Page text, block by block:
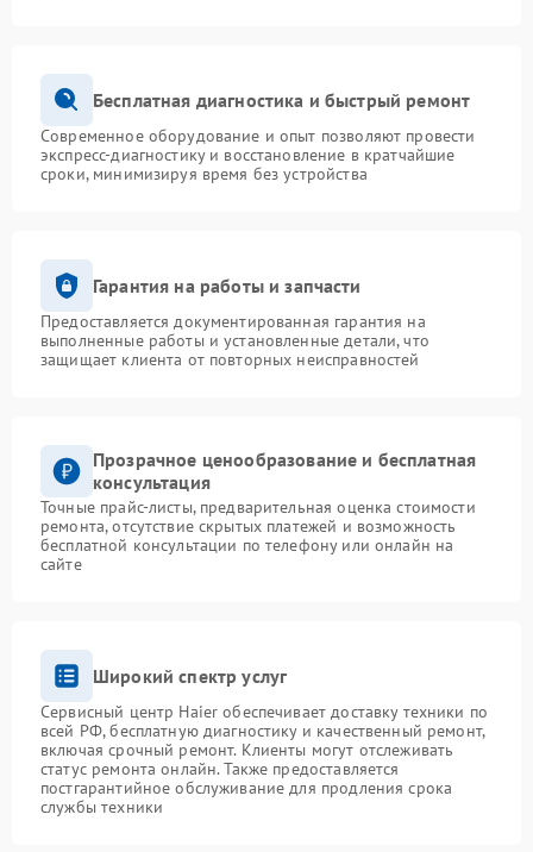
Бесплатная диагностика и быстрый ремонт
Современное оборудование и опыт позволяют провести
экспресс-диагностику и восстановление в кратчайшие
сроки, минимизируя время без устройства
Гарантия на работы и запчасти
Предоставляется документированная гарантия на
выполненные работы и установленные детали, что
защищает клиента от повторных неисправностей
Прозрачное ценообразование и бесплатная
консультация
Точные прайс-листы, предварительная оценка стоимости
ремонта, отсутствие скрытых платежей и возможность
бесплатной консультации по телефону или онлайн на
сайте
Широкий спектр услуг
Сервисный центр Haier обеспечивает доставку техники по
всей РФ, бесплатную диагностику и качественный ремонт,
включая срочный ремонт. Клиенты могут отслеживать
статус ремонта онлайн. Также предоставляется
постгарантийное обслуживание для продления срока
службы техники